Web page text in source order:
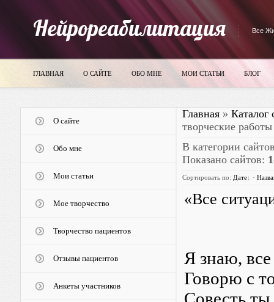
Нейрореабилитация Все
ГЛАВНАЯ О САЙТЕ ОБО МНЕ МОИ СТАТЬИ БЛОГ
О сайте
Обо мне
Мои статьи
Мое творчество
Творчество пациентов
Отзывы пациентов
Анкеты участников
Главная» Каталог
творческие работы
В категории
Показано сайтов:
Сортировать по: Дате ·
«Все
Я знаю,
Говорю с